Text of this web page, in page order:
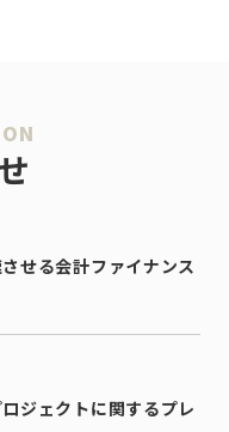
せる会計ファイナンス
ジェクトに関するプレ